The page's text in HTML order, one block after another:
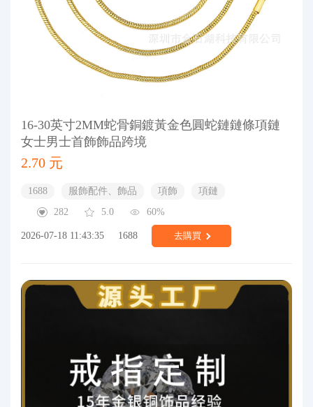
16-30英寸2MM蛇骨銅鍍黃金色圓蛇鏈鏈條項鏈
女士男士首飾飾品跨境
2.70 元
1688 服飾配件、飾品 項飾
項鏈
282
5.0 60%
2026-07-18 11:43:35 1688 去購買